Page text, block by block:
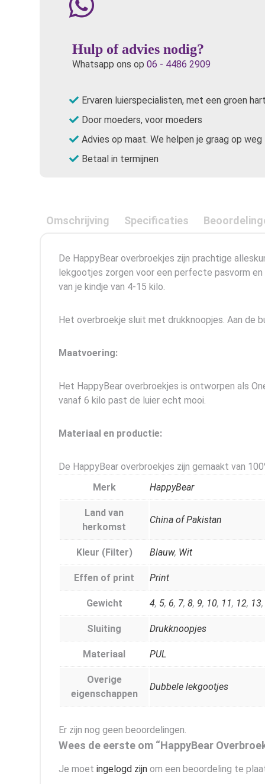
Hulp of advies nodig?
Whatsapp ons op 06 - 4486 2909
Ervaren luierspecialisten, met een groen hart
Door moeders, voor moeders
Advies op maat. We helpen je graag op weg
Betaal in termijnen
Omschrijving Specificaties
De HappyBear overbroekjes zijn prachtige
lekgootjes zorgen voor een perfecte pasvorm
van je kindje van 4-15 kilo.
Het overbroekje sluit met drukknoopjes. Aan de
Maatvoering:
Het HappyBear overbroekjes is ontworpen als
vanaf 6 kilo past de luier echt mooi.
Materiaal en productie:
De HappyBear overbroekjes zijn gemaakt van
Merk
HappyBear
Land van
herkomst
China of Pakistan
Kleur (Filter) Blauw, Wit
Effen of print Print
Gewicht 4, 5, 6, 7, 8, 9, 10, 11, 12, 13,
Sluiting Drukknoopjes
Materiaal PUL
Overige
eigenschappen
Dubbele lekgootjes
Er zijn nog geen beoordelingen.
Wees de eerste om “HappyBear
Je moet ingelogd zijn om een beoordeling te